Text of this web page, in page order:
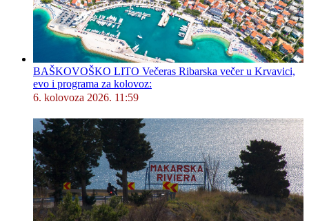
BAŠKOVOŠKO LITO Večeras Ribarska večer u Krvavici,
evo i programa za kolovoz:
6. kolovoza 2026. 11:59